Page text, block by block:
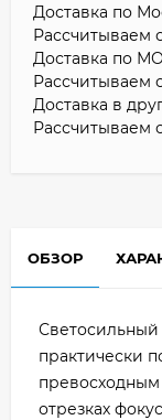
Доставка по
Рассчитываем
Доставка по
Рассчитываем
Доставка в
Рассчитываем
ОБЗОР
практически
отрезках